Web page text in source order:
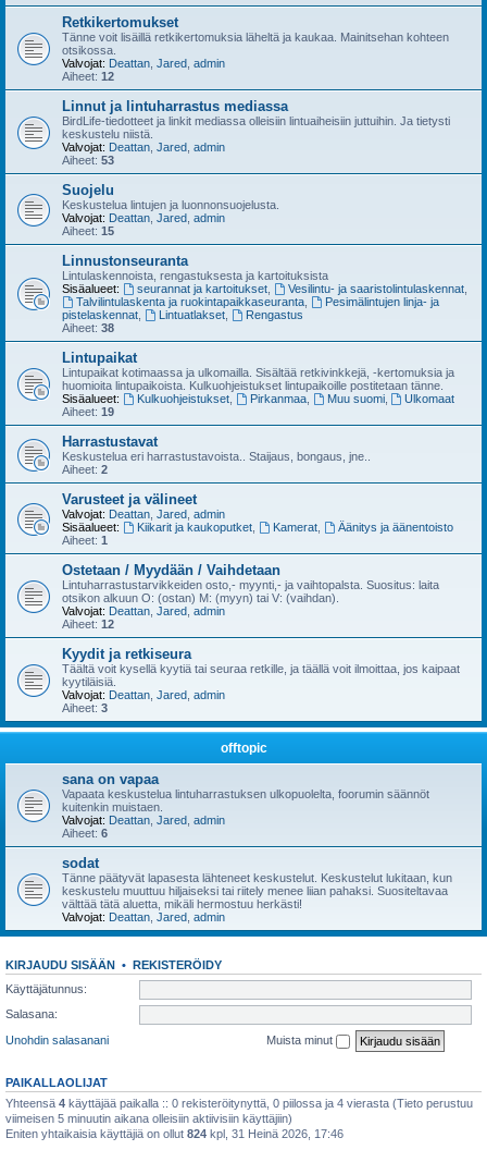
Retkikertomukset
Tänne voit lisäillä retkikertomuksia läheltä ja kaukaa. Mainitsehan kohteen
otsikossa.
Valvojat: Deattan Jared admin
Aiheet: 12
Linnut ja lintuharrastus mediassa
BirdLife-tiedotteet ja linkit mediassa olleisiin lintuaiheisiin juttuihin. Ja tietysti
keskustelu niistä.
Valvojat: Deattan Jared admin
Aiheet: 53
Suojelu
Keskustelua lintujen ja luonnonsuojelusta.
Valvojat: Deattan Jared admin
Aiheet: 15
Linnustonseuranta
Lintulaskennoista, rengastuksesta ja kartoituksista
Sisäalueet:
seurannat ja kartoitukset, Vesilintu- ja saaristolintulaskennat,
Talvilintulaskenta ja ruokintapaikkaseuranta,
Pesimälintujen linja- ja
pistelaskennat
Lintuatlakset,
Rengastus
Aiheet: 38
Lintupaikat
Lintupaikat kotimaassa ja ulkomailla. Sisältää retkivinkkejä, -kertomuksia ja
huomioita lintupaikoista. Kulkuohjeistukset lintupaikoille postitetaan tänne.
Sisäalueet:
Kulkuohjeistukset, Pirkanmaa, Muu suomi,
Ulkomaat
Aiheet: 19
Harrastustavat
Keskustelua eri harrastustavoista.. Staijaus, bongaus, jne..
Aiheet: 2
Varusteet ja välineet
Valvojat: Deattan Jared admin
Sisäalueet:
Kiikarit ja kaukoputket, Kamerat,
Äänitys ja äänentoisto
Aiheet: 1
Ostetaan / Myydään / Vaihdetaan
Lintuharrastustarvikkeiden osto,- myynti,- ja vaihtopalsta. Suositus: laita
otsikon alkuun O: (ostan) M: (myyn) tai V: (vaihdan).
Valvojat: Deattan Jared admin
Aiheet: 12
Kyydit ja retkiseura
Täältä voit kysellä kyytiä tai seuraa retkille, ja täällä voit ilmoittaa, jos kaipaat
kyytiläisiä.
Valvojat: Deattan Jared admin
Aiheet: 3
offtopic
sana on vapaa
Vapaata keskustelua lintuharrastuksen ulkopuolelta, foorumin säännöt
kuitenkin muistaen.
Valvojat: Deattan Jared admin
Aiheet: 6
sodat
Tänne päätyvät lapasesta lähteneet keskustelut. Keskustelut lukitaan, kun
keskustelu muuttuu hiljaiseksi tai riitely menee liian pahaksi. Suositeltavaa
välttää tätä aluetta, mikäli hermostuu herkästi!
Valvojat: Deattan Jared admin
KIRJAUDU SISÄÄN • REKISTERÖIDY
Käyttäjätunnus:
Salasana:
Unohdin salasanani
Muista minut
PAIKALLAOLIJAT
Yhteensä 4 käyttäjää paikalla :: 0 rekisteröitynyttä, 0 piilossa ja 4 vierasta (Tieto perustuu
viimeisen 5 minuutin aikana olleisiin aktiivisiin käyttäjiin)
Eniten yhtaikaisia käyttäjiä on ollut 824 kpl, 31 Heinä 2026, 17:46